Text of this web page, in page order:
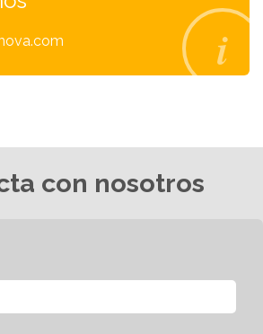
con nosotros